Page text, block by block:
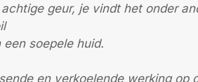
geur, je vindt het onder
soepele huid.
en verkoelende werking